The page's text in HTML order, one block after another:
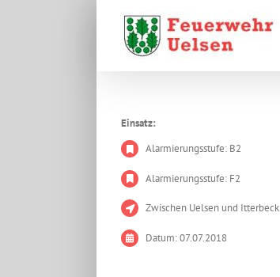
Einsatz:
Alarmierungsstufe: B2
Alarmierungsstufe: F2
Zwischen Uelsen und Itterbeck
Datum: 07.07.2018